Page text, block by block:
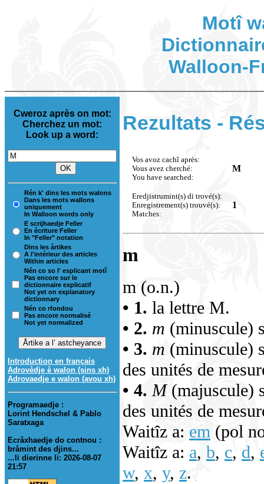
Motî
Walloon-
Cweroz après on mot:
Cherchez un mot:
Look up a word:
Rén k' dins les mots walons
Dans les mots wallons
uniquement
In Walloon words only
E scrijhaedje Feller
En écriture Feller
In "Feller" notation
Dins les årtikes
A l'intérieur des articles
Within articles
Nén co so l' esplicant motî
Pas encore sur le
dictionnaire explicatif
Not yet on explanatory
dictionnary
Nén co rfondou
Pas encore normalisé
Not yet normalized
Introduction en français
Adrovèdje è walon (sins xh)
Adrovaedje e walon (avou xh)
Programaedje :
Lorint Hendschel & Pablo
Saratxaga
Ecråxhaedje do contnou :
bråmint des djins...
...li dierinne li: 2026-08-07
21:57
Rezultats -
Vos avoz cachî après:
Vous avez cherché:
You have searched:
M
Eredjistrumint(s) di trové(s):
Enregistrement(s) trouvé(s):
Matches:
1
m
m (o.n.)
• 1. la lettre M.
• 2. m (minuscule)
• 3. m (minuscule)
des unités de
• 4. M(majuscule)
des unités de
Waitîz a: em (pol
Waitîz a: a, b, c, d,
w, x, y, z.